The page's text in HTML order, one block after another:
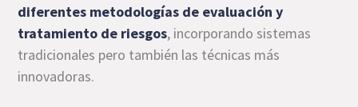
diferentes metodologías de evaluación y
tratamiento de riesgos, incorporando sistemas
tradicionales pero también las técnicas más
innovadoras.